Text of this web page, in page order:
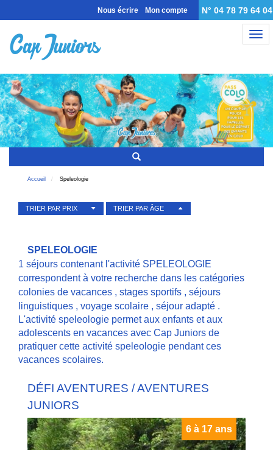
Nous écrire Mon compte N° 04 78 79 64 04
Accueil Speleologie
TRIER PAR PRIX TRIER PAR ÂGE
SPELEOLOGIE
1 séjours contenant l'activité SPELEOLOGIE
correspondent à votre recherche dans les catégories
colonies de vacances , stages sportifs , séjours
linguistiques , voyage scolaire , séjour adapté .
L'activité speleologie permet aux enfants et aux
adolescents en vacances avec Cap Juniors de
pratiquer cette activité speleologie pendant ces
vacances scolaires.
DÉFI AVENTURES / AVENTURES
JUNIORS
6 à 17 ans